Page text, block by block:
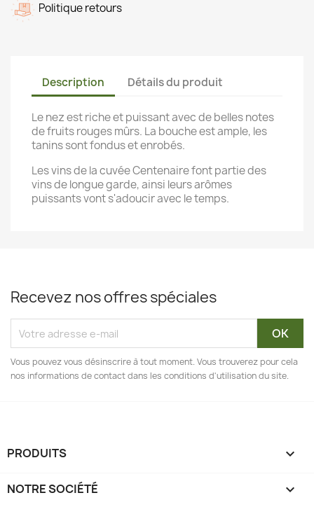
Politique retours
Description Détails du produit
Le nez est riche et puissant avec de belles notes
de fruits rouges mûrs. La bouche est ample, les
tanins sont fondus et enrobés.
Les vins de la cuvée Centenaire font partie des
vins de longue garde, ainsi leurs arômes
puissants vont s'adoucir avec le temps.
Recevez nos offres spéciales
Vous pouvez vous désinscrire à tout moment. Vous trouverez pour cela
nos informations de contact dans les conditions d'utilisation du site.
PRODUITS 
NOTRE SOCIÉTÉ 